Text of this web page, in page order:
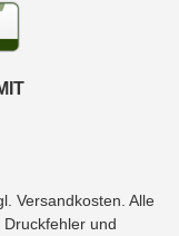
Versandkosten. Alle
und